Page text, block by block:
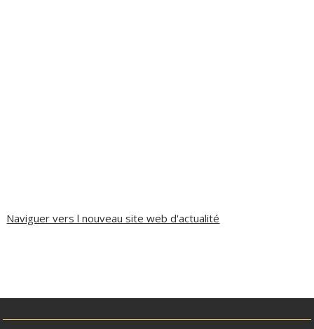
Naviguer vers l nouveau site web d'actualité